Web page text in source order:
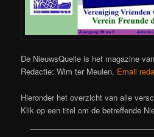
De NieuwsQuelle is het magazine
Redactie: Wim ter Meulen, Email
Hieronder het overzicht van alle
Klik op een titel om de betreffende